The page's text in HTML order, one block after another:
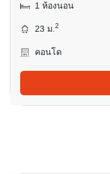
1 ห้องนอน
23 ม.2
คอนโด